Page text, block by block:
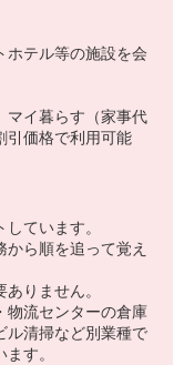
テル等の施設を会
イ暮らす（家事代
引価格で利用可能
ています。
ら順を追って覚え
りません。
物流センターの倉庫
ル清掃など別業種で
す。